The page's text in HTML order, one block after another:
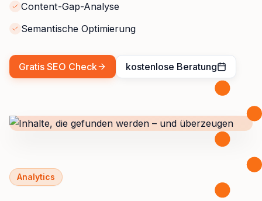
Content-Gap-Analyse
Semantische Optimierung
Gratis SEO Check kostenlose Beratung
Analytics